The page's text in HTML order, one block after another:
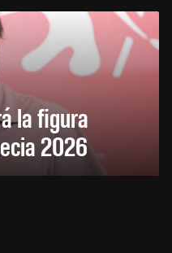
la figura
2026